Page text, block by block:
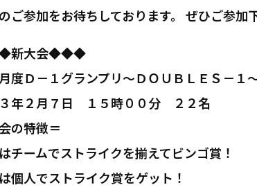
ご参加をお待ちしております。 ぜひご参加
大会◆◆◆
度Ｄ－１グランプリ～ＤＯＵＢＬＥＳ－
年２月７日 １５時００分 ２２名
の特徴＝
チームでストライクを揃えてビンゴ賞！
個人でストライク賞をゲット！